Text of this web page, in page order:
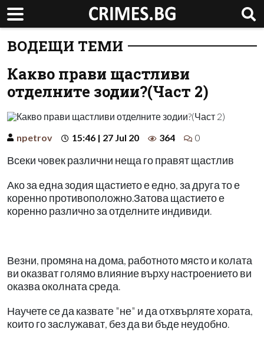
ВОДЕЩИ ТЕМИ
Какво прави щастливи
отделните зодии?(Част 2)
npetrov 15:46 | 27 Jul 20 364 0
Всеки човек различни неща го правят щастлив
Ако за една зодия щастието е едно, за друга то е
коренно противоположно.Затова щастието е
коренно различно за отделните индивиди.
Везни, промяна на дома, работното място и колата
ви оказват голямо влияние върху настроението ви
оказва околната среда.
Научете се да казвате "не" и да отхвърляте хората,
които го заслужават, без да ви бъде неудобно.